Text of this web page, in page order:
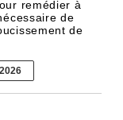
remédier à
de
de